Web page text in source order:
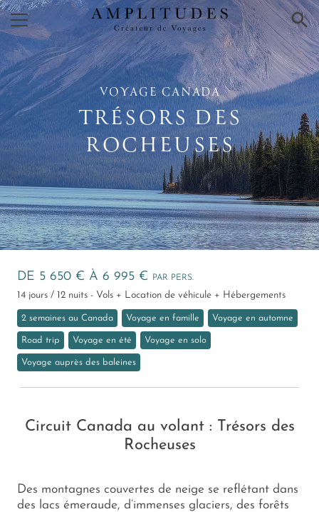
×
VOYAGE CANADA
TRÉSORS DES
ROCHEUSES
DE 5 650 € À 6 995 € PAR PERS.
14 jours / 12 nuits - Vols + Location de véhicule + Hébergements
2 semaines au Canada Voyage en famille Voyage en automne
Road trip Voyage en été Voyage en solo
Voyage auprès des baleines
Circuit Canada au volant : Trésors des
Rocheuses
Des montagnes couvertes de neige se reflétant dans
des lacs émeraude, d’immenses glaciers, des forêts